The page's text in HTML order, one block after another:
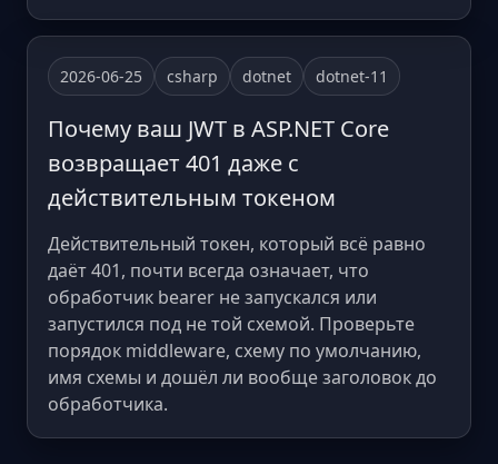
2026-06-25 csharp dotnet dotnet-11
Почему ваш JWT в ASP.NET Core
возвращает 401 даже с
действительным токеном
Действительный токен, который всё равно
даёт 401, почти всегда означает, что
обработчик bearer не запускался или
запустился под не той схемой. Проверьте
порядок middleware, схему по умолчанию,
имя схемы и дошёл ли вообще заголовок до
обработчика.